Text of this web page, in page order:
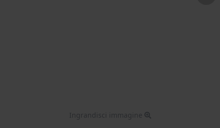
Ingrandisci immagine